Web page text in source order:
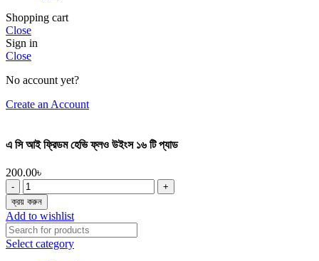
Shopping cart
Close
Sign in
Close
No account yet?
Create an Account
এ সি আই ফ্রিডম হেভি ফ্লও উইংস ১৬ টি প্যাড
200.00৳
এ
সি
আই
ফ্রিডম
হেভি
ফ্লও
ক্রয় করুন
Add to wishlist
Select category